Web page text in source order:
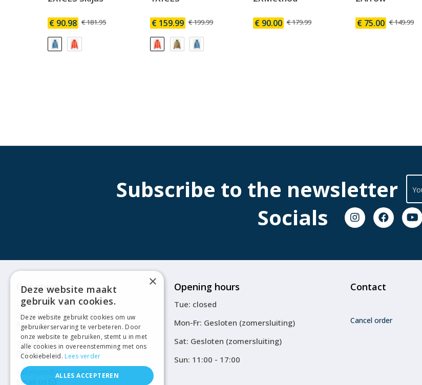
€ 90.98 € 181.95 € 159.99 € 199.99 € 90.00 € 179.99 € 75.00 € 149.99
Subscribe to the newsletter
Socials
Our store
Leliestraat 70A
2860 Sint-Katelijne-Waver
Route
015639277
Phone us
katelijne@premiumsport.be
Email us
Opening hours
Tue: closed
Mon-Fr: Gesloten (zomersluiting)
Sat: Gesloten (zomersluiting)
Sun: 11:00 - 17:00
Contact
Cancel order
×
Deze website maakt
gebruik van cookies.
Deze website gebruikt cookies om uw
gebruikerservaring te verbeteren. Door
onze website te gebruiken, stemt u in met
alle cookies in overeenstemming met ons
Cookiebeleid. Lees verder
ALLES ACCEPTEREN